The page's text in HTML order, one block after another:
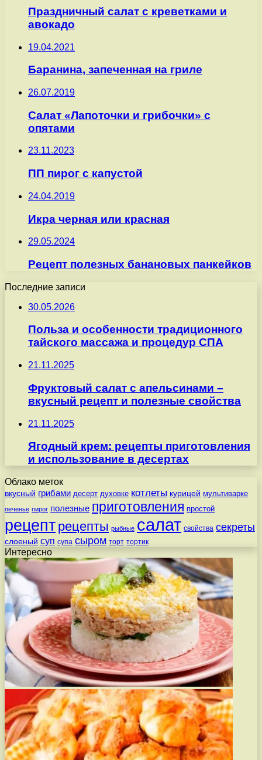
Праздничный салат с креветками и
авокадо
19.04.2021
Баранина, запеченная на гриле
26.07.2019
Салат «Лапоточки и грибочки» с
опятами
23.11.2023
ПП пирог с капустой
24.04.2019
Икра черная или красная
29.05.2024
Рецепт полезных банановых панкейков
Последние записи
30.05.2026
Польза и особенности традиционного
тайского массажа и процедур СПА
21.11.2025
Фруктовый салат с апельсинами –
вкусный рецепт и полезные свойства
21.11.2025
Ягодный крем: рецепты приготовления
и использование в десертах
Облако меток
вкусный грибами десерт духовке котлеты курицей мультиварке
печенье пирог полезные приготовления простой
рецепт рецепты рыбные салат свойства секреты
слоеный суп супа сыром торт тортик
Интересно